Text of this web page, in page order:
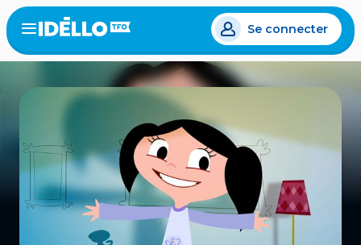
Aller
au
contenu
principal
Open
menu
Se connecter